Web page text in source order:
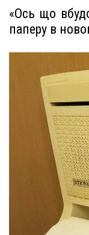
«Ось що
паперу в